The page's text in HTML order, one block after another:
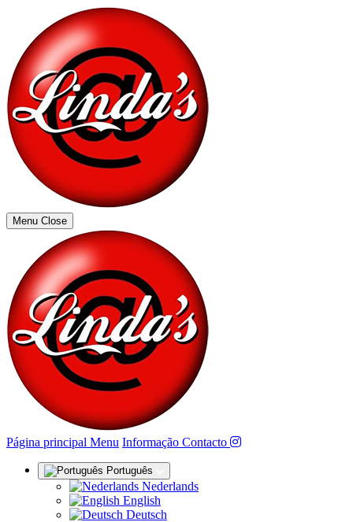
Menu Close
Página principal (actual)
Menu Informação Contacto
Português
Nederlands
English
Deutsch